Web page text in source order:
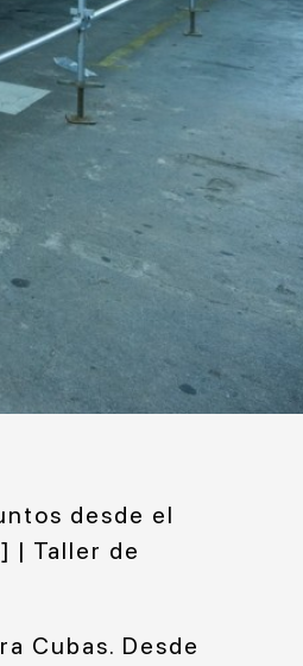
desde el
| Taller de
Cubas. Desde